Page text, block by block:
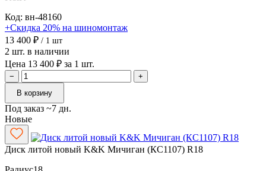
Код: вн-48160
+Скидка 20% на шиномонтаж
13 400 ₽ / 1 шт
2 шт. в наличии
Цена 13 400 ₽ за 1 шт.
−
+
В корзину
Под заказ ~7 дн.
Новые
Диск литой новый K&K Мичиган (КС1107) R18